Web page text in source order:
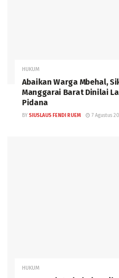
HUKUM
Abaikan Warga Mbehal,
Manggarai Barat Dinilai
Pidana
BY SIUSLAUS FENDI RUEM 7 Agustus
HUKUM